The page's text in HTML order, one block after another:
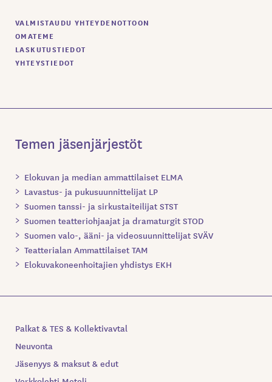
VALMISTAUDU YHTEYDENOTTOON
OMATEME
LASKUTUSTIEDOT
YHTEYSTIEDOT
Temen jäsenjärjestöt
Elokuvan ja median ammattilaiset ELMA
Lavastus- ja pukusuunnittelijat LP
Suomen tanssi- ja sirkustaiteilijat STST
Suomen teatteriohjaajat ja dramaturgit STOD
Suomen valo-, ääni- ja videosuunnittelijat SVÄV
Teatterialan Ammattilaiset TAM
Elokuvakoneenhoitajien yhdistys EKH
Palkat & TES & Kollektivavtal
Neuvonta
Jäsenyys & maksut & edut